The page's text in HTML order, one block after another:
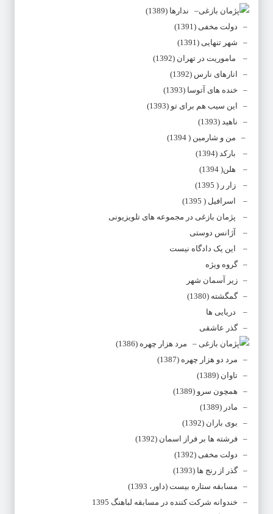
– ندارها (1389)
– دولت مخفی (1391)
– شهر تنهایی (1391)
– ماموریت در تهران (1392)
– انارهای نارس (1392)
– خنده های آتوسا (1393)
– این سیب هم برای تو (1393)
– ناهید (1393)
– من و شارمین ( 1394)
– بارکد (1394)
– هلن( 1394)
– زار ر ( 1395)
– اسرافیل ( 1395)
– پژمان بازغی در مجموعه های تلویزیونی
– آژانس دوستی
– این یک دادگاه نیست
– گروه ویژه
– زیر آسمان شهر
– گمگشته (1380)
– دریایی ها
– گذر عاشقی
– مرد هزار چهره (1386)
– مرد دو هزار چهره (1387)
– تاوان (1389)
– همچون سرو (1389)
– مادر (1389)
– بوی باران (1392)
– فرشته ها بر فراز اسمان (1392)
– دولت مخفی (1392)
– گذر از رنج ها (1393)
– مسابقه ستاره بیست (داور، 1393)
– خندوانه شرکت کننده در مسابقه لباهنگ 1395